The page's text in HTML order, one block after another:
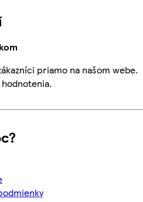
priamo na našom webe.